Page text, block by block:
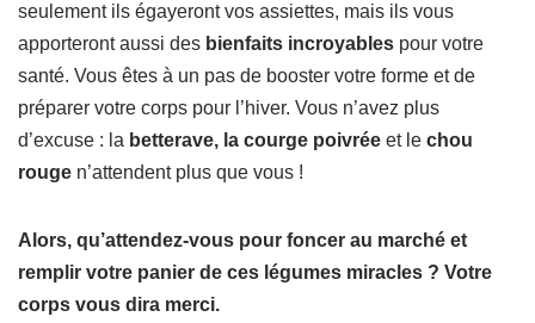
seulement ils égayeront vos assiettes, mais ils vous
apporteront aussi des bienfaits incroyables pour votre
santé. Vous êtes à un pas de booster votre forme et de
préparer votre corps pour l’hiver. Vous n’avez plus
d’excuse : la betterave, la courge poivrée et le chou
rouge n’attendent plus que vous !
Alors, qu’attendez-vous pour foncer au marché et
remplir votre panier de ces légumes miracles ? Votre
corps vous dira merci.